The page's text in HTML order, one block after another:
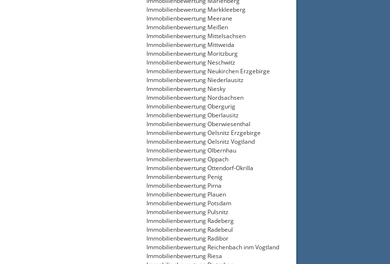
Immobilienbewertung Markkleeberg
Immobilienbewertung Meerane
Immobilienbewertung Meißen
Immobilienbewertung Mittelsachsen
Immobilienbewertung Mittweida
Immobilienbewertung Moritzburg
Immobilienbewertung Neschwitz
Immobilienbewertung Neukirchen Erzgebirge
Immobilienbewertung Niederlausitz
Immobilienbewertung Niesky
Immobilienbewertung Nordsachsen
Immobilienbewertung Obergurig
Immobilienbewertung Oberlausitz
Immobilienbewertung Oberwiesenthal
Immobilienbewertung Oelsnitz Erzgebirge
Immobilienbewertung Oelsnitz Vogtland
Immobilienbewertung Olbernhau
Immobilienbewertung Oppach
Immobilienbewertung Ottendorf-Okrilla
Immobilienbewertung Penig
Immobilienbewertung Pirna
Immobilienbewertung Plauen
Immobilienbewertung Potsdam
Immobilienbewertung Pulsnitz
Immobilienbewertung Radeberg
Immobilienbewertung Radebeul
Immobilienbewertung Radibor
Immobilienbewertung Reichenbach inm Vogtland
Immobilienbewertung Riesa